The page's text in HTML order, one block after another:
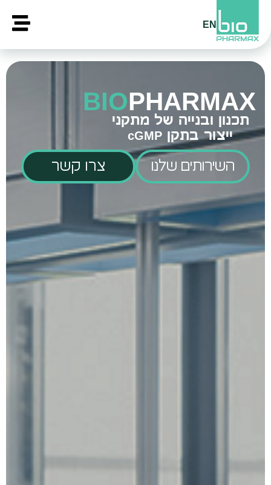
EN
BIOPHARMAX
תכנון ובנייה של מתקני
ייצור בתקן cGMP
השירותים שלנו צרו קשר